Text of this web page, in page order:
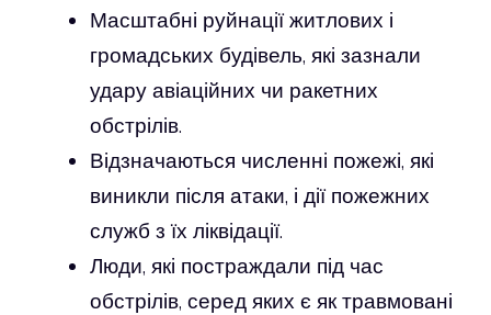
Масштабні руйнації житлових і
громадських будівель, які зазнали
удару авіаційних чи ракетних
обстрілів.
Відзначаються численні пожежі, які
виникли після атаки, і дії пожежних
служб з їх ліквідації.
Люди, які постраждали під час
обстрілів, серед яких є як травмовані